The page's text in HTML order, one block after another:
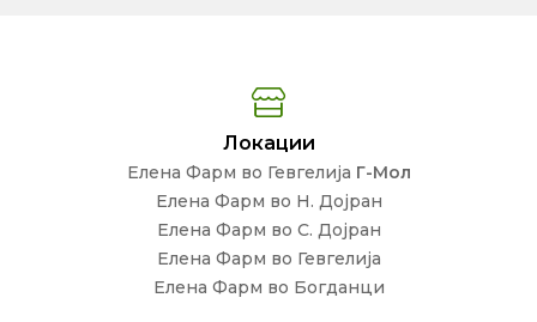
Локации
Елена Фарм во Гевгелија Г-Мол
Елена Фарм во Н. Дојран
Елена Фарм во С. Дојран
Елена Фарм во Гевгелија
Елена Фарм во Богданци